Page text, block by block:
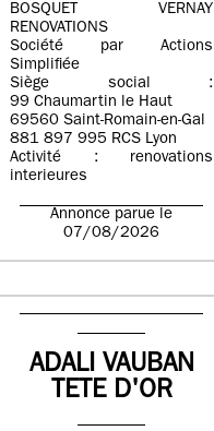
BOSQUET VERNAY
RENOVATIONS
Société par Actions
Simplifiée
Siège social :
99 Chaumartin le Haut
69560 Saint-Romain-en-Gal
881 897 995 RCS Lyon
Activité : renovations
interieures
Annonce parue le
07/08/2026
ADALI VAUBAN
TETE D'OR